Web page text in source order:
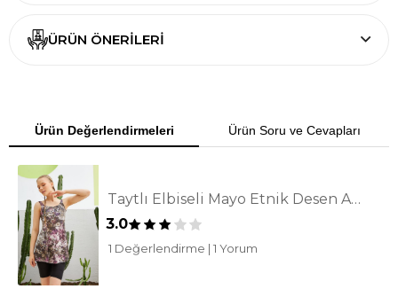
ÜRÜN ÖNERILERI
Ürün Değerlendirmeleri Ürün Soru ve Cevapları
Taytlı Elbiseli Mayo Etnik Desen Askılı Model
3.0
1 Değerlendirme | 1 Yorum